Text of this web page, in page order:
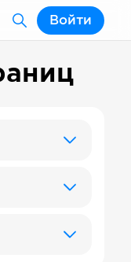
Войти